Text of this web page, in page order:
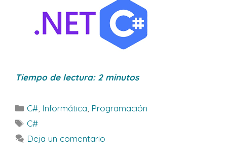
Tiempo de lectura: 2 minutos
Categorías
C#, Informática, Programación
Etiquetas
C#
Deja un comentario